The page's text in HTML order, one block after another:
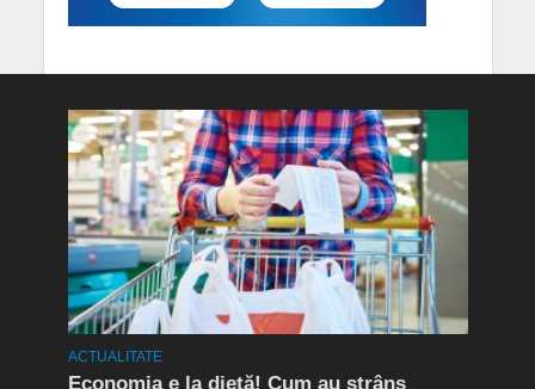
ACTUALITATE
Economia e la dietă! Cum au strâns